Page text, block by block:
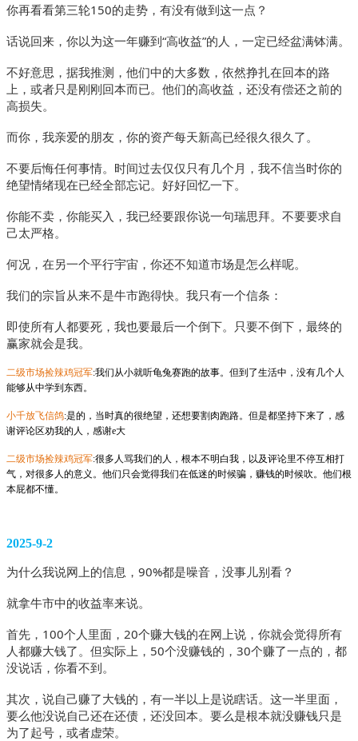
你再看看第三轮150的走势，有没有做到这一点？
话说回来，你以为这一年赚到“高收益”的人，一定已经盆满钵满。
不好意思，据我推测，他们中的大多数，依然挣扎在回本的路
上，或者只是刚刚回本而已。他们的高收益，还没有偿还之前的
高损失。
而你，我亲爱的朋友，你的资产每天新高已经很久很久了。
不要后悔任何事情。时间过去仅仅只有几个月，我不信当时你的
绝望情绪现在已经全部忘记。好好回忆一下。
你能不卖，你能买入，我已经要跟你说一句瑞思拜。不要要求自
己太严格。
何况，在另一个平行宇宙，你还不知道市场是怎么样呢。
我们的宗旨从来不是牛市跑得快。我只有一个信条：
即使所有人都要死，我也要最后一个倒下。只要不倒下，最终的
赢家就会是我。
二级市场捡辣鸡冠军:我们从小就听龟兔赛跑的故事。但到了生活中，没有几个人
能够从中学到东西。
小千放飞信鸽:是的，当时真的很绝望，还想要割肉跑路。但是都坚持下来了，感
谢评论区劝我的人，感谢e大
二级市场捡辣鸡冠军:很多人骂我们的人，根本不明白我，以及评论里不停互相打
气，对很多人的意义。他们只会觉得我们在低迷的时候骗，赚钱的时候吹。他们根
本屁都不懂。
2025-9-2
为什么我说网上的信息，90%都是噪音，没事儿别看？
就拿牛市中的收益率来说。
首先，100个人里面，20个赚大钱的在网上说，你就会觉得所有
人都赚大钱了。但实际上，50个没赚钱的，30个赚了一点的，都
没说话，你看不到。
其次，说自己赚了大钱的，有一半以上是说瞎话。这一半里面，
要么他没说自己还在还债，还没回本。要么是根本就没赚钱只是
为了起号，或者虚荣。